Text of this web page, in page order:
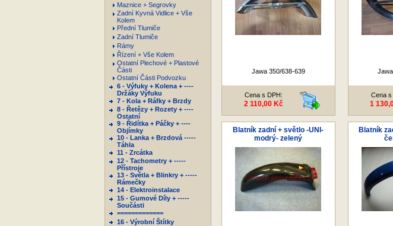
Maznice + Segrovky
Zadní Kyvná Vidlice + Vše
Kolem
Přední Tlumiče
Zadní Tlumiče
Rámy
Řízení + Vše Kolem
Ostatní Plechové + Plastové
Části
Ostatní Části Podvozku
6 - Výfuky + Kolena + ----
Držáky Výfuku
7 - Kola + Ráfky + Brzdy
8 - Řetězy + Rozety + ----
Ostatní
9 - Řidítka + Páčky + ----
Objímky
10 - Lanka + Brzdová -----
Táhla
11 - Zrcátka
12 - Tachometry + -----
Přístroje
13 - Světla + Blinkry + -----
Rámečky
14 - Elektroinstalace
15 - Gumové Díly + -----
Součásti
=============
16 - Výrobní Štítky
Jawa 350/638-639
Cena s DPH:
2 110,00 Kč
Cena s
1
Blatník zadní + světlo -UNI-
modrý- zelený
Blatník